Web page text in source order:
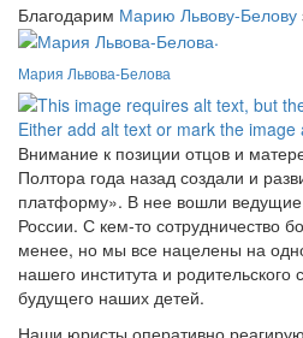
Благодарим Марию Львову-Белову
.
Мария Львова-Белова
Внимание к позиции отцов и
Полтора года назад создали и
платформу». В нее вошли ведущие
России. С кем-то сотрудничество
менее, но мы все нацелены на
нашего института и
будущего наших детей.
Наши юристы оперативно